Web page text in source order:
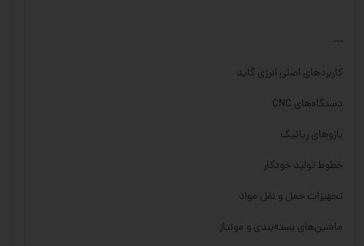
---
کاربردهای اصلی انرژی گاید
دستگاه‌های CNC
بازوهای رباتیک
خطوط تولید خودکار
تجهیزات حمل و نقل مواد
ماشین‌های بسته‌بندی و مونتاژ